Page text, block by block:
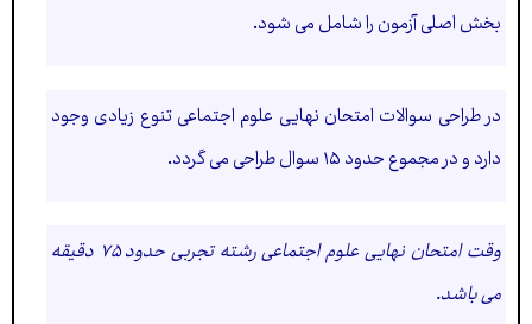
بخش اصلی آزمون را شامل می شود.
در طراحی سوالات امتحان نهایی علوم اجتماعی تنوع زیادی وجود
دارد و در مجموع حدود ۱۵ سوال طراحی می گردد.
وقت امتحان نهایی علوم اجتماعی رشته تجربی حدود ۷۵ دقیقه
می باشد.